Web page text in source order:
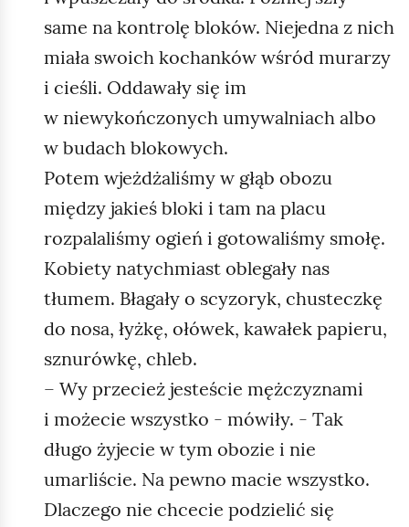
same na kontrolę bloków. Niejedna z nich
miała swoich kochanków wśród murarzy
i cieśli. Oddawały się im
w niewykończonych umywalniach albo
w budach blokowych.
Potem wjeżdżaliśmy w głąb obozu
między jakieś bloki i tam na placu
rozpalaliśmy ogień i gotowaliśmy smołę.
Kobiety natychmiast oblegały nas
tłumem. Błagały o scyzoryk, chusteczkę
do nosa, łyżkę, ołówek, kawałek papieru,
sznurówkę, chleb.
– Wy przecież jesteście mężczyznami
i możecie wszystko - mówiły. - Tak
długo żyjecie w tym obozie i nie
umarliście. Na pewno macie wszystko.
Dlaczego nie chcecie podzielić się